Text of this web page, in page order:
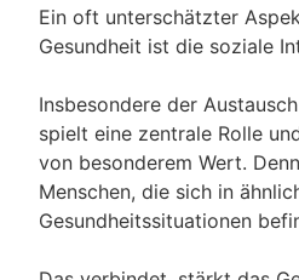
Ein oft unterschätzter
Gesundheit ist die soziale
Insbesondere der
spielt eine zentrale Rolle
von besonderem Wert.
Menschen, die sich in
Gesundheitssituationen